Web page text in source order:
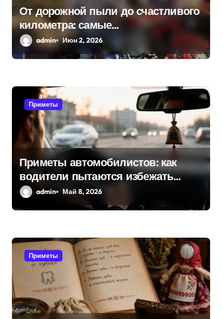
а
п
и
я
От дорожной пыли до счастливого
километра: самые
распространенные приметы
мотоциклистов
admin Июн 2, 2026
Приметы
Приметы автомобилистов: как
водители пытаются избежать
поломок и неприятностей в дороге
admin Май 8, 2026
Приметы